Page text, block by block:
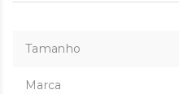
Tamanho
Marca